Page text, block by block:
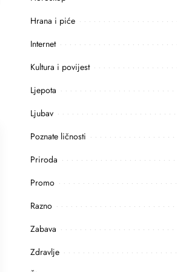
Hrana i piće
Internet
Kultura i povijest
Ljepota
Ljubav
Poznate ličnosti
Priroda
Promo
Razno
Zabava
Zdravlje